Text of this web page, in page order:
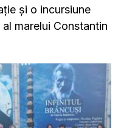
și o incursiune
marelui Constantin